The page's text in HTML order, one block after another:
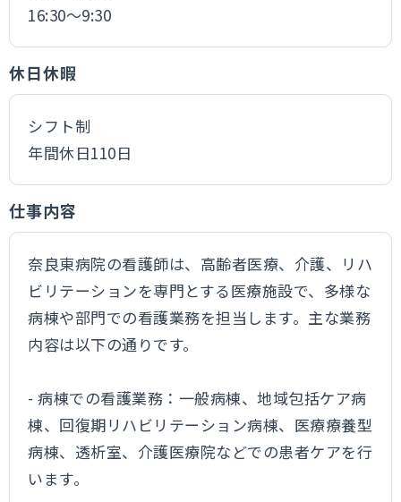
16:30～9:30
休日休暇
シフト制
年間休日110日
仕事内容
奈良東病院の看護師は、高齢者医療、介護、リハ
ビリテーションを専門とする医療施設で、多様な
病棟や部門での看護業務を担当します。主な業務
内容は以下の通りです。
- 病棟での看護業務：一般病棟、地域包括ケア病
棟、回復期リハビリテーション病棟、医療療養型
病棟、透析室、介護医療院などでの患者ケアを行
います。